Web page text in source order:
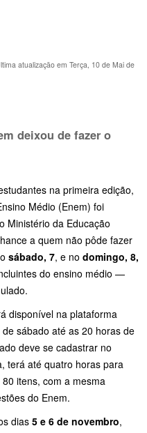
atualização em Terça, 10 de Mai de
deixou de fazer o
na primeira edição,
Médio (Enem) foi
Ministério da Educação
a quem não pôde fazer
sábado, 7, e no domingo, 8,
do ensino médio —
disponível na plataforma
sábado até as 20 horas de
deve se cadastrar no
terá até quatro horas para
itens, com a mesma
do Enem.
dias 5 e 6 de novembro,